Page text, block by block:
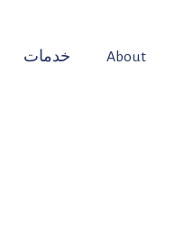
About خدمات